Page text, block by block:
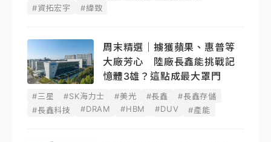
#資拓宏宇
#緯致
周末精選｜擄獲蘋果、惠普等
大廠芳心 陸廠長鑫能挑戰記
憶體3雄？這點成最大罩門
#三星 #SK海力士 #美光 #長鑫
#長鑫存儲
#長鑫科技
#DRAM #HBM #DUV #產能